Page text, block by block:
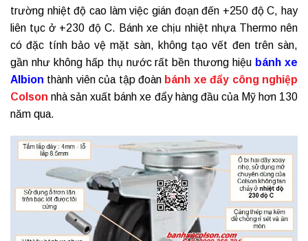
trường nhiệt độ cao làm việc gián đoạn đến +250 độ C, hay
liên tục ở +230 độ C. Bánh xe chịu nhiệt nhựa Thermo nên
có đặc tính bảo vệ mặt sàn, không tạo vết đen trên sàn,
gần như không hấp thụ nước rất bền thương hiệu bánh xe
Albion thành viên của tập đoàn bánh xe đẩy công nghiệp
Colson nhà sản xuất bánh xe đẩy hàng đầu của Mỹ hơn 130
năm qua.